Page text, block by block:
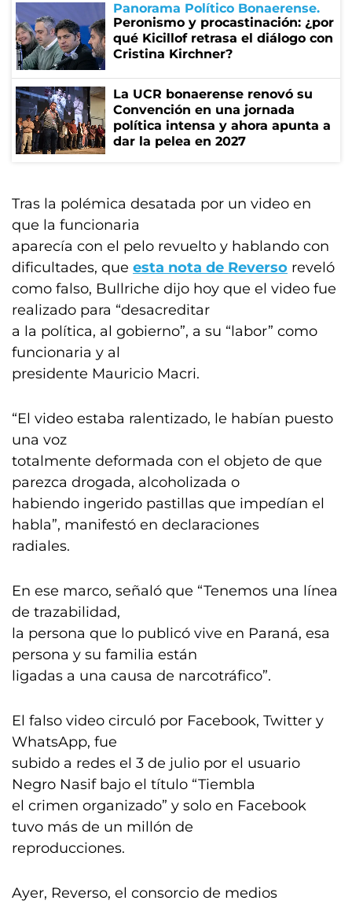
Panorama Político Bonaerense
Peronismo y procastinación: ¿por
qué Kicillof retrasa el diálogo con
Cristina Kirchner?
La UCR bonaerense renovó su
Convención en una jornada
política intensa y ahora apunta a
dar la pelea en 2027
Tras la polémica desatada por un video en
que la funcionaria
aparecía con el pelo revuelto y hablando con
dificultades, que esta nota de Reverso reveló
como falso, Bullriche dijo hoy que el video fue
realizado para “desacreditar
a la política, al gobierno”, a su “labor” como
funcionaria y al
presidente Mauricio Macri.
“El video estaba ralentizado, le habían puesto
una voz
totalmente deformada con el objeto de que
parezca drogada, alcoholizada o
habiendo ingerido pastillas que impedían el
habla”, manifestó en declaraciones
radiales.
En ese marco, señaló que “Tenemos una línea
de trazabilidad,
la persona que lo publicó vive en Paraná, esa
persona y su familia están
ligadas a una causa de narcotráfico”.
El falso video circuló por Facebook, Twitter y
WhatsApp, fue
subido a redes el 3 de julio por el usuario
Negro Nasif bajo el título “Tiembla
el crimen organizado” y solo en Facebook
tuvo más de un millón de
reproducciones.
Ayer, Reverso, el consorcio de medios